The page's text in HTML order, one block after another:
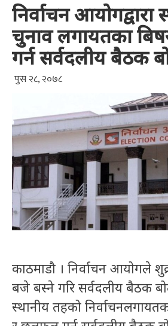
निर्वाचन आयोगद्वारा
चुनाव लगायतका
गर्न सर्वदलीय बैठक
पुस २८, २०७८
काठमाडौ । निर्वाचन आयोगले
बजे बस्ने गरि सर्वदलीय बैठक
स्थानीय तहको